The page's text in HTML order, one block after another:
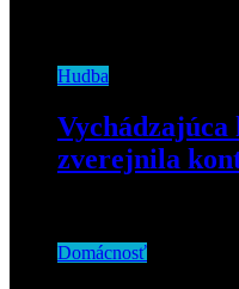
Hudba
zverejnila
Domácnosť